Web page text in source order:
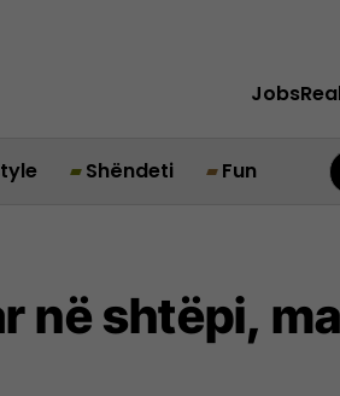
Jobs
Shëndeti Fun
në shtëpi,